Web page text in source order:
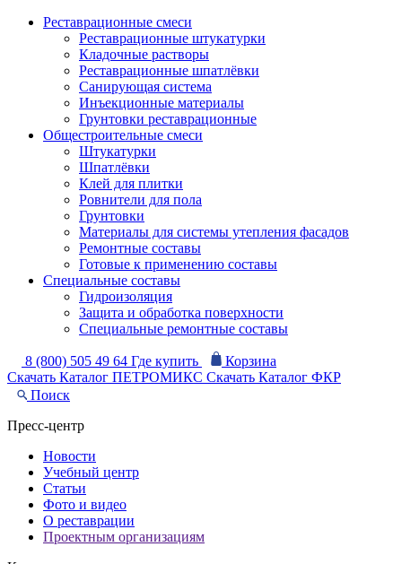
Реставрационные смеси
Реставрационные штукатурки
Кладочные растворы
Реставрационные шпатлёвки
Санирующая система
Инъекционные материалы
Грунтовки реставрационные
Общестроительные смеси
Штукатурки
Шпатлёвки
Клей для плитки
Ровнители для пола
Грунтовки
Материалы для системы утепления фасадов
Ремонтные составы
Готовые к применению составы
Специальные составы
Гидроизоляция
Защита и обработка поверхности
Специальные ремонтные составы
8 (800) 505 49 64 Где купить
Корзина
Скачать Каталог ПЕТРОМИКС Скачать Каталог ФКР
Поиск
Пресс-центр
Новости
Учебный центр
Статьи
Фото и видео
О реставрации
Проектным организациям